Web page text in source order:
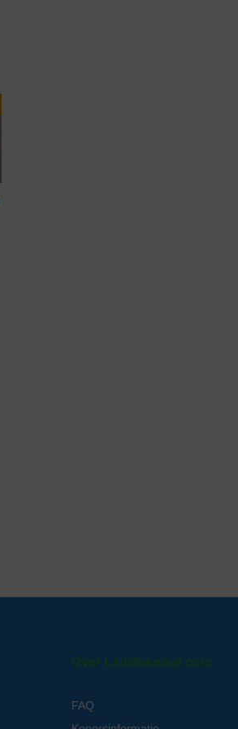
Over LabMakelaar.com
FAQ